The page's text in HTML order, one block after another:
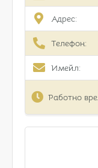
Адрес:
Телефон:
Имейл:
Работно